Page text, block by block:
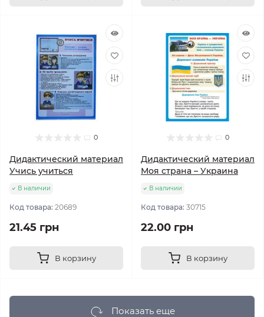
0
Дидактический материал
Учись учиться
В наличии
Код товара: 20689
21.45 грн
В корзину
0
Дидактический материал
Моя страна – Украина
В наличии
Код товара: 30715
22.00 грн
В корзину
Показать еще